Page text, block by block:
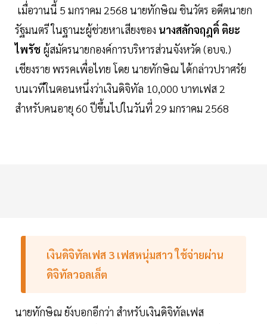
เมื่อวานนี้ 5 มกราคม 2568 นายทักษิณ ชินวัตร อดีตนายก
รัฐมนตรี ในฐานะผู้ช่วยหาเสียงของ นางสลักจฤฎดิ์ ติยะ
ไพรัช ผู้สมัครนายกองค์การบริหารส่วนจังหวัด (อบจ.)
เชียงราย พรรคเพื่อไทย โดย นายทักษิณ ได้กล่าวปราศรัย
บนเวทีในตอนหนึ่งว่าเงินดิจิทัล 10,000 บาทเฟส 2
สำหรับคนอายุ 60 ปีขึ้นไปในวันที่ 29 มกราคม 2568
เงินดิจิทัลเฟส 3 เฟสหนุ่มสาว ใช้จ่ายผ่าน
ดิจิทัลวอลเล็ต
นายทักษิณ ยังบอกอีกว่า สำหรับเงินดิจิทัลเฟส